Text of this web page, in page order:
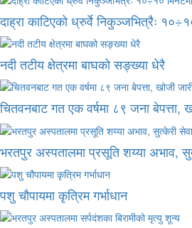
दाह्रा काटिएको ध्रुर्वे निकुञ्जभित्रैः
नदी तटीय क्षेत्रमा बाघको सङ्ख्या धेरै
चितवनबाट गत एक वर्षमा ८९ जना बेपत्ता,
भरतपुर अस्पतालमा प्रसूति शय्या अभाव,
पशु चौपायमा कृत्रिम गर्भाधान